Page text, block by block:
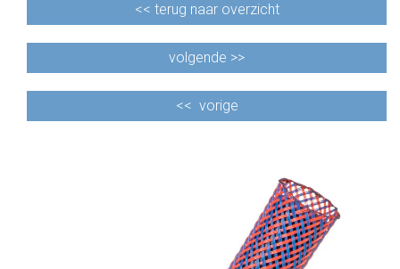
<< terug naar overzicht
volgende >>
<< vorige